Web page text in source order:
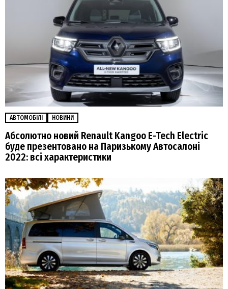
АВТОМОБІЛІ НОВИНИ
Абсолютно новий Renault Kangoo E-Tech Electric
буде презентовано на Паризькому Автосалоні
2022: всі характеристики